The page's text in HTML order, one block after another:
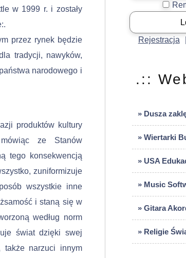
w 1999 r. i zostały
przez rynek będzie
tradycji, nawyków,
narodowego i
produktów kultury
ze Stanów
tego konsekwencją
zuniformizuje
wszystkie inne
i staną się w
według norm
świat dzięki swej
także narzuci innym
Rejestracja
.::
» Dusza
» Wiertarki
» USA
» Music
» Gitara
» Religie